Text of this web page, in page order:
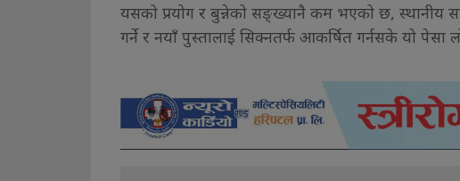
यसको प्रयोग र बुन्नेको सङ्ख्यानै कम भएको छ, स्थानीय
गर्ने र नयाँ पुस्तालाई सिक्नतर्फ आकर्षित गर्नसके यो पेसा